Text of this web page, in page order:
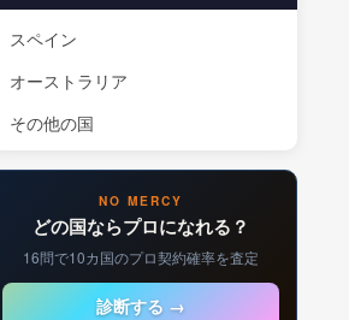
スペイン
オーストラリア
その他の国
NO MERCY
どの国ならプロになれる？
16問で10カ国のプロ契約確率を査定
診断する →